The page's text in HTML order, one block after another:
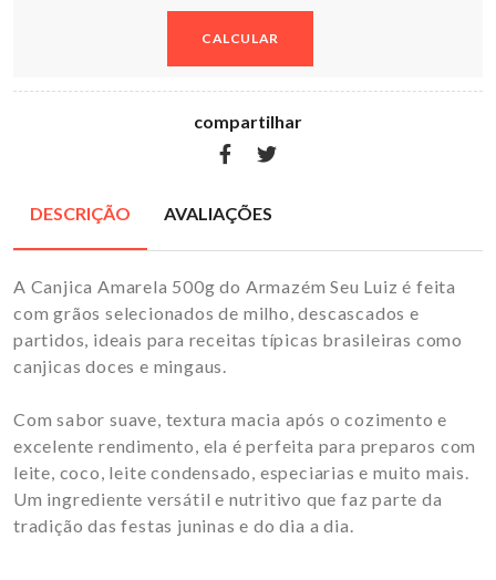
CALCULAR
compartilhar
DESCRIÇÃO AVALIAÇÕES
A Canjica Amarela 500g do Armazém Seu Luiz é feita
com grãos selecionados de milho, descascados e
partidos, ideais para receitas típicas brasileiras como
canjicas doces e mingaus.
Com sabor suave, textura macia após o cozimento e
excelente rendimento, ela é perfeita para preparos com
leite, coco, leite condensado, especiarias e muito mais.
Um ingrediente versátil e nutritivo que faz parte da
tradição das festas juninas e do dia a dia.